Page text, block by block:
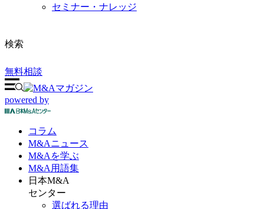
セミナー・ナレッジ
検索
無料相談
powered by
コラム
M&Aニュース
M&Aを学ぶ
M&A 用語集
日本M&A
センター
選ばれる理由